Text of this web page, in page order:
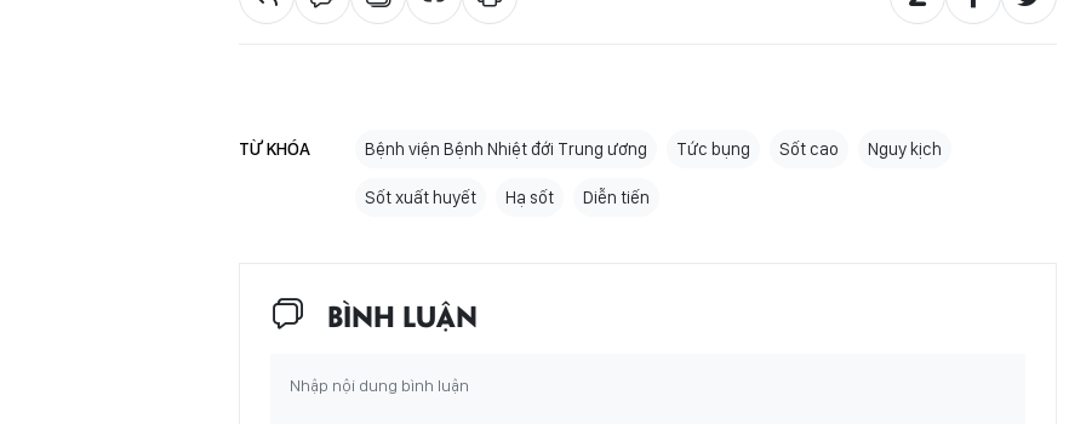
TỪ KHÓA Bệnh viện Bệnh Nhiệt đới Trung ương Tức bụng Sốt cao Nguy kịch
Sốt xuất huyết Hạ sốt Diễn tiến
BÌNH LUẬN